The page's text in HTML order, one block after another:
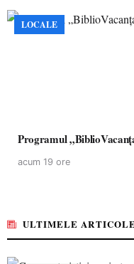
LOCALE
Programul
acum 19 ore
ULTIMELE